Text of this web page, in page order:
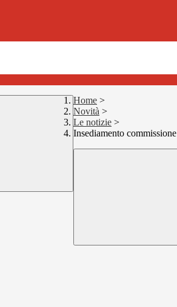
Home >
Novità >
Le notizie >
Insediamento commissione